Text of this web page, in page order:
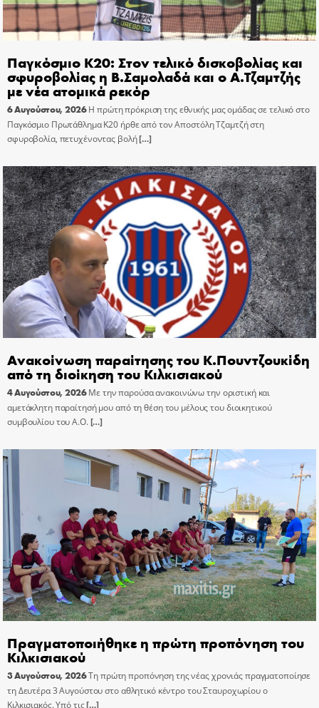
Παγκόσμιο Κ20: Στον τελικό δισκοβολίας και
σφυροβολίας η Β.Σαμολαδά και ο Α.Τζαμτζής
με νέα ατομικά ρεκόρ
6 Αυγούστου, 2026 Η πρώτη πρόκριση της εθνικής μας ομάδας σε τελικό στο
Παγκόσμιο Πρωτάθλημα Κ20 ήρθε από τον Αποστόλη Τζαμτζή στη
σφυροβολία, πετυχένοντας βολή[…]
Ανακοίνωση παραίτησης του Κ.Πουντζουκίδη
από τη διοίκηση του Κιλκισιακού
4 Αυγούστου, 2026 Με την παρούσα ανακοινώνω την οριστική και
αμετάκλητη παραίτησή μου από τη θέση του μέλους του διοικητικού
συμβουλίου του Α.Ο.[…]
Πραγματοποιήθηκε η πρώτη προπόνηση του
Κιλκισιακού
3 Αυγούστου, 2026Τη πρώτη προπόνηση της νέας χρονιάς πραγματοποίησε
τη Δευτέρα 3 Αυγούστου στο αθλητικό κέντρο του Σταυροχωρίου ο
Κιλκισιακός. Υπό τις[…]